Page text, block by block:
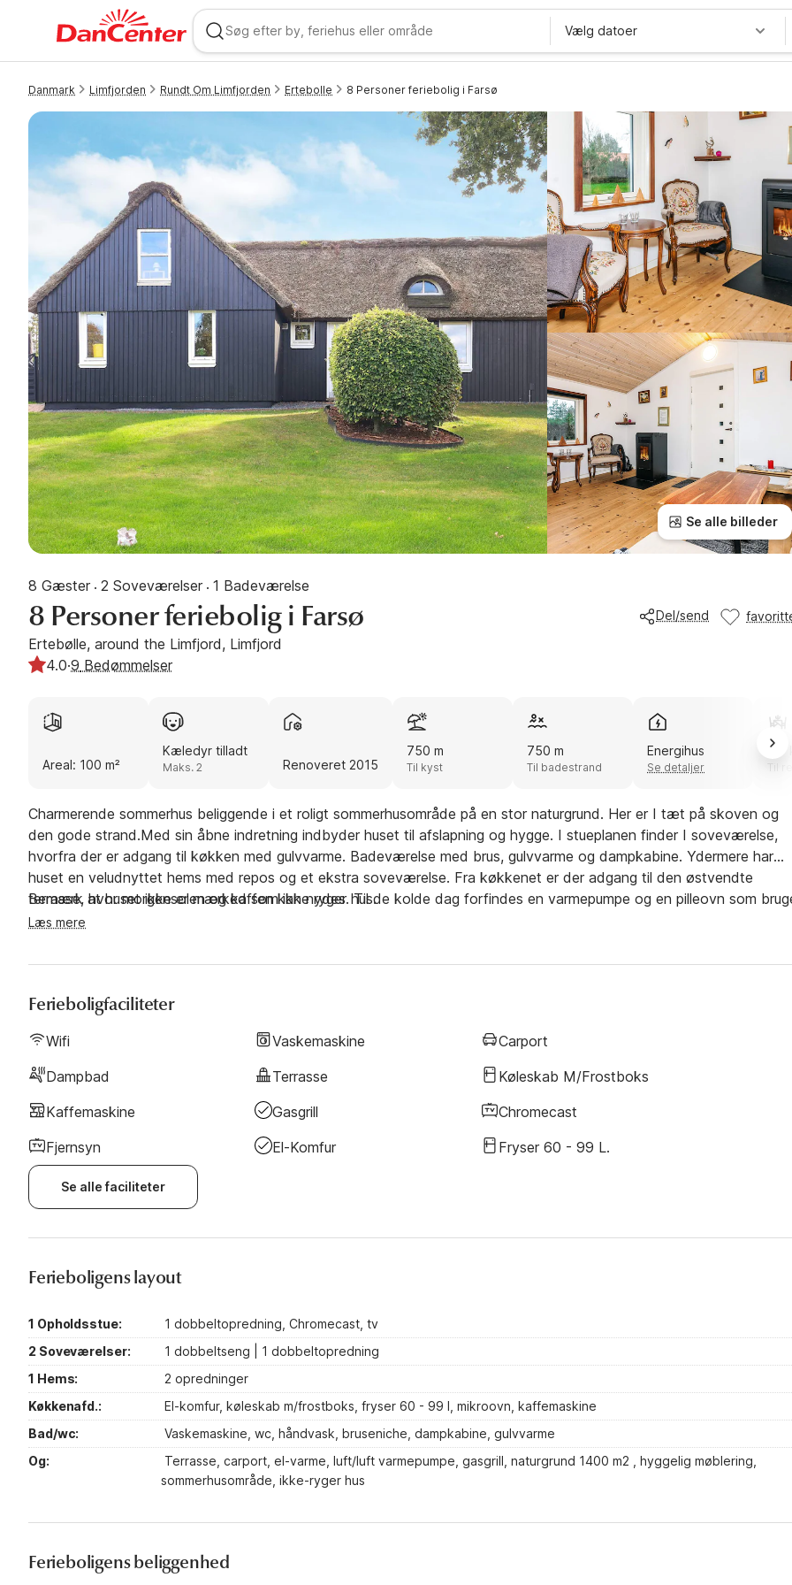
WIZARD MEMBER
Vælg datoer
Danmark Limfjorden Rundt Om Limfjorden Ertebolle 8 Personer feriebolig i Farsø
Se alle billeder
8 Gæster · 2 Soveværelser · 1 Badeværelse
8 Personer feriebolig i Farsø
Ertebølle, around the Limfjord, Limfjord
Del/send
4.0·9 Bedømmelser
Areal: 100 m²
Kæledyr tilladt
Maks. 2 Renoveret 2015
750 m
Til kyst
750 m
Til badestrand
Energihus
Se detaljer
3,7
Til
Charmerende sommerhus beliggende i et roligt sommerhusområde på en stor naturgrund. Her er I tæt på skoven og
den gode strand.Med sin åbne indretning indbyder huset til afslapning og hygge. I stueplanen finder I soveværelse,
hvorfra der er adgang til køkken med gulvvarme. Badeværelse med brus, gulvvarme og dampkabine. Ydermere har
huset en veludnyttet hems med repos og et ekstra soveværelse. Fra køkkenet er der adgang til den østvendte
terrasse, hvor morgensolen og kaffen kan nydes. Til de kolde dag forfindes en varmepumpe og en pilleovn som
6mm pellets.
Bemærk at huset ikke er mærked som ikke ryger hus.
Læs mere
Ferieboligfaciliteter
Wifi Vaskemaskine
Carport
Dampbad
Terrasse
Køleskab M/frostboks
Kaffemaskine
Gasgrill
Chromecast
Fjernsyn
El-Komfur Fryser 60 - 99 L.
Se alle faciliteter
Ferieboligens layout
1 Opholdsstue:
1 dobbeltopredning, Chromecast, tv
2 Soveværelser:
1 dobbeltseng | 1 dobbeltopredning
1 Hems:
2 opredninger
Køkkenafd.:
El-komfur, køleskab m/frostboks, fryser 60 - 99 l, mikroovn, kaffemaskine
Bad/wc:
Vaskemaskine, wc, håndvask, bruseniche, dampkabine, gulvvarme
Og:
Terrasse, carport, el-varme, luft/luft varmepumpe, gasgrill, naturgrund 1400 m2 , hyggelig møblering,
sommerhusområde, ikke-ryger hus
Ferieboligens beliggenhed